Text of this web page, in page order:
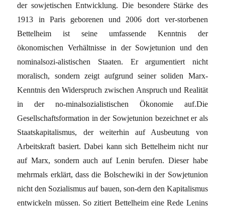
der sowjetischen Entwicklung. Die besondere Stärke des
1913 in Paris geborenen und 2006 dort ver-storbenen
Bettelheim ist seine umfassende Kenntnis der
ökonomischen Verhältnisse in der Sowjetunion und den
nominalsozi-alistischen Staaten. Er argumentiert nicht
moralisch, sondern zeigt aufgrund seiner soliden Marx-
Kenntnis den Widerspruch zwischen Anspruch und Realität
in der no-minalsozialistischen Ökonomie auf.Die
Gesellschaftsformation in der Sowjetunion bezeichnet er als
Staatskapitalismus, der weiterhin auf Ausbeutung von
Arbeitskraft basiert. Dabei kann sich Bettelheim nicht nur
auf Marx, sondern auch auf Lenin berufen. Dieser habe
mehrmals erklärt, dass die Bolschewiki in der Sowjetunion
nicht den Sozialismus auf bauen, son-dern den Kapitalismus
entwickeln müssen. So zitiert Bettelheim eine Rede Lenins